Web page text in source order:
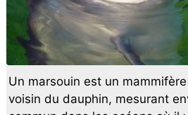
Un marsouin est un
voisin du dauphin, mesurant